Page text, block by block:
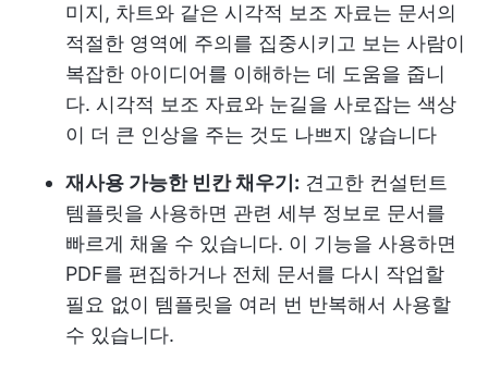
미지, 차트와 같은 시각적 보조 자료는 문서의
적절한 영역에 주의를 집중시키고 보는 사람이
복잡한 아이디어를 이해하는 데 도움을 줍니
다. 시각적 보조 자료와 눈길을 사로잡는 색상
이 더 큰 인상을 주는 것도 나쁘지 않습니다
재사용 가능한 빈칸 채우기: 견고한 컨설턴트
템플릿을 사용하면 관련 세부 정보로 문서를
빠르게 채울 수 있습니다. 이 기능을 사용하면
PDF를 편집하거나 전체 문서를 다시 작업할
필요 없이 템플릿을 여러 번 반복해서 사용할
수 있습니다.